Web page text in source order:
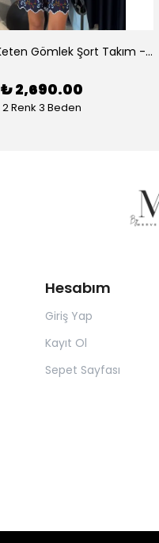
Luna Nakışlı Keten Gömlek Şort Takım - Lacivert
₺ 2,690.00
2 Renk 3 Beden
Hesabım
Giriş Yap
Kayıt Ol
Sepet Sayfası